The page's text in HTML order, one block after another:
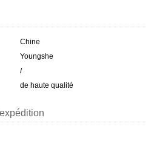
Chine
Youngshe
/
de haute qualité